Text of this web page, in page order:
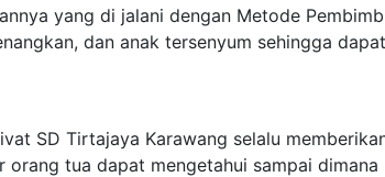
yang di jalani dengan Metode
dan anak tersenyum sehingga
SD Tirtajaya Karawang selalu
orang tua dapat mengetahui sampai